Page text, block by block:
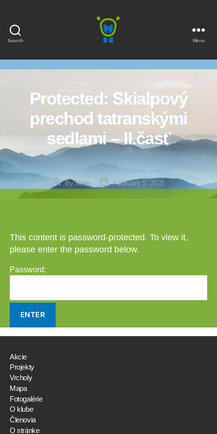
Search Menu
Protected: Skialpový
prechod tatranskými
sedlami – II.časť
PostByMiňo
PostFebruary 5, 2021
This content is password-protected. To view it,
please enter the password below.
Password:
Akcie
Projekty
Vrcholy
Mapa
Fotogalérie
O klube
Členovia
O stránke